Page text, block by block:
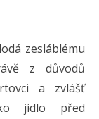
zesláblému
z důvodů
a zvlášť
jídlo před